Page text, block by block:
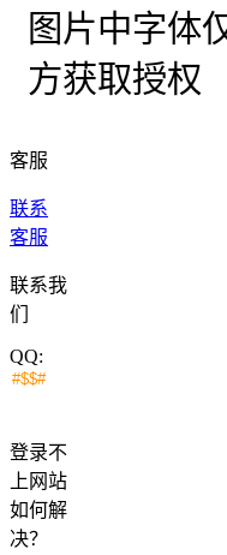
图片中字体
方获取授权
客服
联系
客服
联系我
们
QQ:
登录不
上网站
如何解
决？